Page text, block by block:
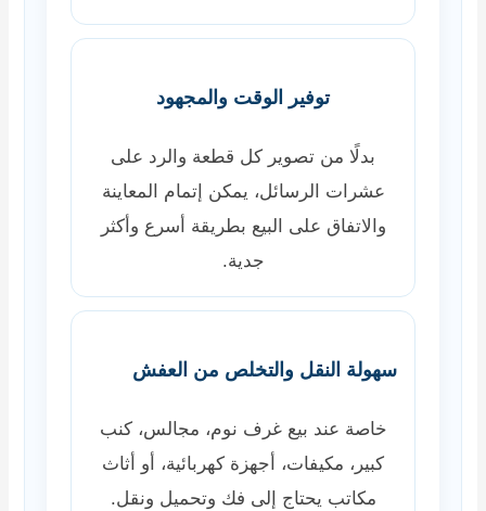
توفير الوقت والمجهود
بدلًا من تصوير كل قطعة والرد على
عشرات الرسائل، يمكن إتمام المعاينة
والاتفاق على البيع بطريقة أسرع وأكثر
جدية.
سهولة النقل والتخلص من العفش
خاصة عند بيع غرف نوم، مجالس، كنب
كبير، مكيفات، أجهزة كهربائية، أو أثاث
مكاتب يحتاج إلى فك وتحميل ونقل.